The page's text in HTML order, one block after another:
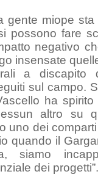
gente miope
possono fare
negativo
insensate
a discapito
sul campo.
ha
altro su
uno dei
quando il
siamo
dei progetti”.